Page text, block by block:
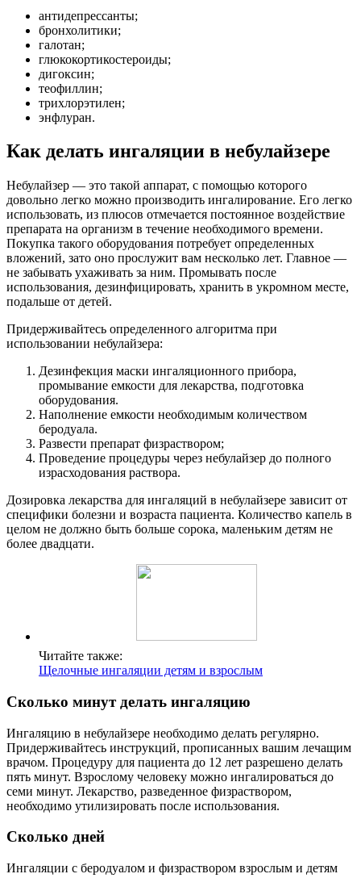
антидепрессанты;
бронхолитики;
галотан;
глюкокортикостероиды;
дигоксин;
теофиллин;
трихлорэтилен;
энфлуран.
Как делать ингаляции в небулайзере
Небулайзер — это такой аппарат, с помощью которого
довольно легко можно производить ингалирование. Его легко
использовать, из плюсов отмечается постоянное воздействие
препарата на организм в течение необходимого времени.
Покупка такого оборудования потребует определенных
вложений, зато оно прослужит вам несколько лет. Главное —
не забывать ухаживать за ним. Промывать после
использования, дезинфицировать, хранить в укромном месте,
подальше от детей.
Придерживайтесь определенного алгоритма при
использовании небулайзера:
Дезинфекция маски ингаляционного прибора,
промывание емкости для лекарства, подготовка
оборудования.
Наполнение емкости необходимым количеством
беродуала.
Развести препарат физраствором;
Проведение процедуры через небулайзер до полного
израсходования раствора.
Дозировка лекарства для ингаляций в небулайзере зависит от
специфики болезни и возраста пациента. Количество капель в
целом не должно быть больше сорока, маленьким детям не
более двадцати.
Читайте также:
Щелочные ингаляции детям и взрослым
Сколько минут делать ингаляцию
Ингаляцию в небулайзере необходимо делать регулярно.
Придерживайтесь инструкций, прописанных вашим лечащим
врачом. Процедуру для пациента до 12 лет разрешено делать
пять минут. Взрослому человеку можно ингалироваться до
семи минут. Лекарство, разведенное физраствором,
необходимо утилизировать после использования.
Сколько дней
Ингаляции с беродуалом и физраствором взрослым и детям